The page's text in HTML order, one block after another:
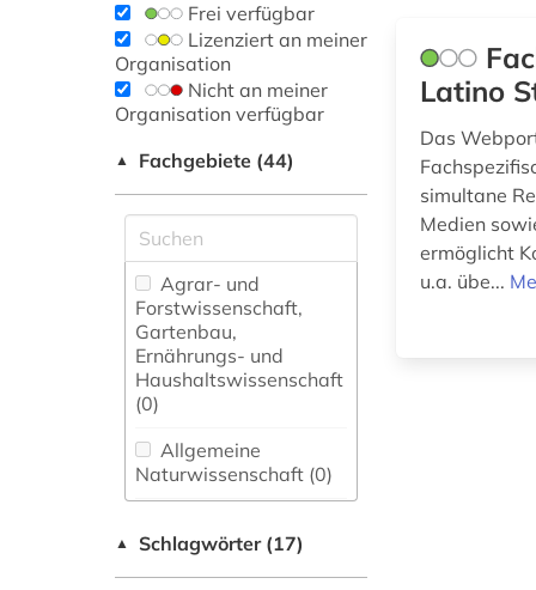
Frei verfügbar
Lizenziert an meiner
Organisation
Nicht an meiner
Organisation verfügbar
▲ Fachgebiete (44)
Agrar- und
Forstwissenschaft,
Gartenbau,
Ernährungs- und
Haushaltswissenschaft
(0)
Allgemeine
Naturwissenschaft (0)
fachübergreifende
▲ Schlagwörter (17)
Latino
Das
simultane
Medien
ermöglicht
u.a. übe...